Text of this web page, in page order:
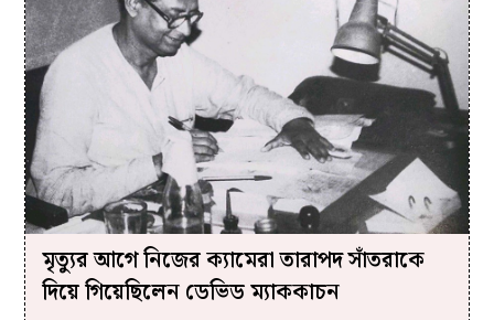
মৃত্যুর আগে নিজের ক্যামেরা তারাপদ সাঁতরাকে
দিয়ে গিয়েছিলেন ডেভিড ম্যাককাচন